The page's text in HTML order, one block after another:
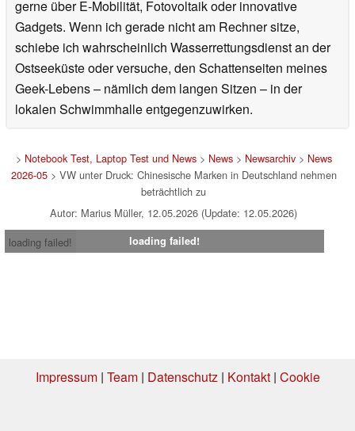
gerne über E-Mobilität, Fotovoltaik oder innovative
Gadgets. Wenn ich gerade nicht am Rechner sitze,
schiebe ich wahrscheinlich Wasserrettungsdienst an der
Ostseeküste oder versuche, den Schattenseiten meines
Geek-Lebens – nämlich dem langen Sitzen – in der
lokalen Schwimmhalle entgegenzuwirken.
> Notebook Test, Laptop Test und News> News> Newsarchiv> News
2026-05> VW unter Druck: Chinesische Marken in Deutschland nehmen
beträchtlich zu
Autor: Marius Müller, 12.05.2026 (Update: 12.05.2026)
loading failed!
loading failed!
Impressum| Team| Datenschutz| Kontakt| Cookie